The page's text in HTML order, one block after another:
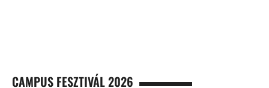
CAMPUS FESZTIVÁL 2026